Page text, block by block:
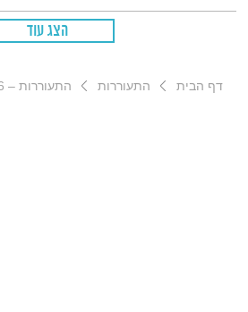
הצג עוד
דף הבית התעוררות התעוררות – 9.3.26